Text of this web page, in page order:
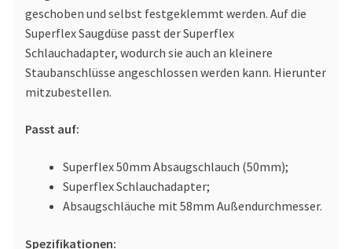
geschoben und selbst festgeklemmt werden. Auf die
Superflex Saugdüse passt der Superflex
Schlauchadapter, wodurch sie auch an kleinere
Staubanschlüsse angeschlossen werden kann. Hierunter
mitzubestellen.
Passt auf:
Superflex 50mm Absaugschlauch (50mm);
Superflex Schlauchadapter;
Absaugschläuche mit 58mm Außendurchmesser.
Spezifikationen: